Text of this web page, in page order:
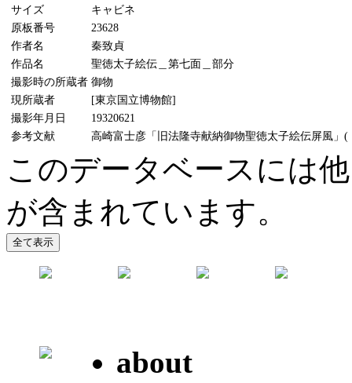
サイズ
キャビネ
原板番号
23628
作者名
秦致貞
作品名
聖徳太子絵伝＿第七面＿部分
撮影時の所蔵者 御物
現所蔵者
[東京国立博物館]
撮影年月日
19320621
参考文献
高崎富士彦「旧法隆寺献納御物聖徳太子絵伝屏風」(
このデータベースには
が含まれています。
about